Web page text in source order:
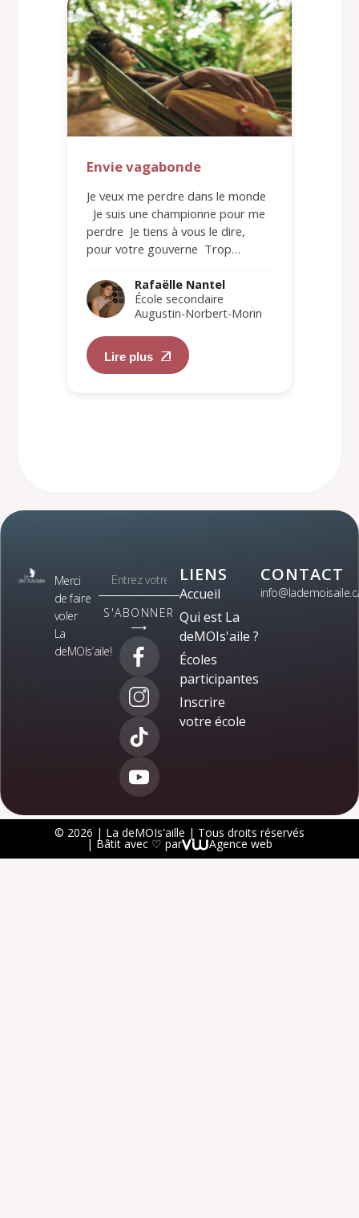
Envie vagabonde
Je veux me perdre dans le monde
Je suis une championne pour me
perdre Je tiens à vous le dire,
pour votre gouverne Trop…
Rafaëlle Nantel
École secondaire
Augustin-Norbert-Morin
Lire plus
Merci
de faire
voler
La
deMOIs’aile!
S'ABONNER
⟶
LIENS
Accueil
Qui est La
deMOIs'aile ?
Écoles
participantes
Inscrire
votre école
CONTACT
© 2026 | La deMOIs'aille | Tous droits réservés
| Bâtit avec ♡ par Agence web